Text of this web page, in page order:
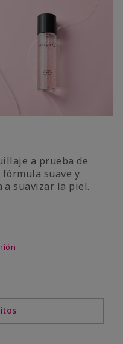
a prueba de
suave y
a suavizar la piel.
5